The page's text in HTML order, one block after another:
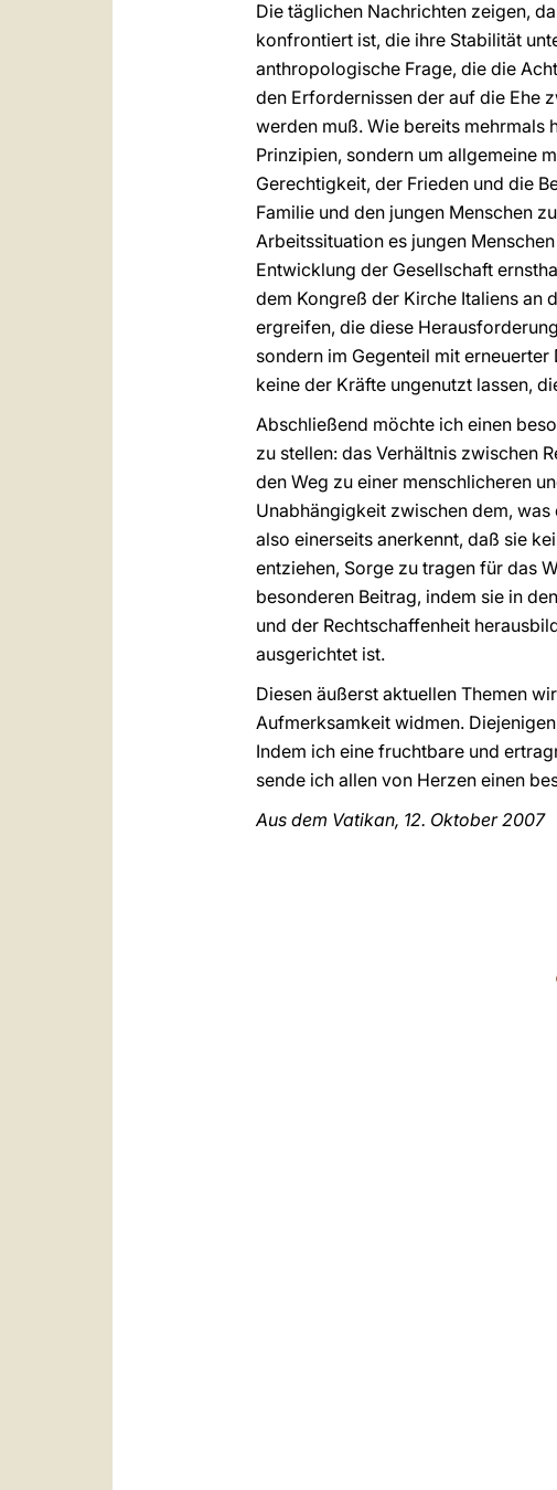
Die täglichen Nachrichten zeigen,
konfrontiert ist, die ihre Stabilität
anthropologische Frage, die die
den Erfordernissen der auf die Ehe
werden muß. Wie bereits mehrmals
Prinzipien, sondern um allgemeine
Gerechtigkeit, der Frieden und die
Familie und den jungen Menschen
Arbeitssituation es jungen
Entwicklung der Gesellschaft
dem Kongreß der Kirche Italiens an
ergreifen, die diese
sondern im Gegenteil mit
keine der Kräfte ungenutzt lassen,
Abschließend möchte ich einen
zu stellen: das Verhältnis zwischen
den Weg zu einer menschlicheren
Unabhängigkeit zwischen dem,
also einerseits anerkennt, daß sie
entziehen, Sorge zu tragen für das
besonderen Beitrag, indem sie in
und der Rechtschaffenheit
ausgerichtet ist.
Diesen äußerst aktuellen Themen
Aufmerksamkeit widmen.
Indem ich eine fruchtbare und
sende ich allen von Herzen einen
Aus dem Vatikan, 12. Oktober 2007